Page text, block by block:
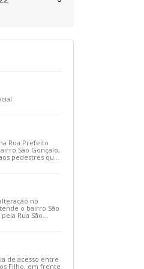
Rua Prefeito
São Gonçalo,
pedestres que
no
o bairro São
Rua São
e siga pela
de acesso entre
Filho, em frente